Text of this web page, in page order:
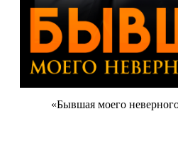
«Бывшая моего